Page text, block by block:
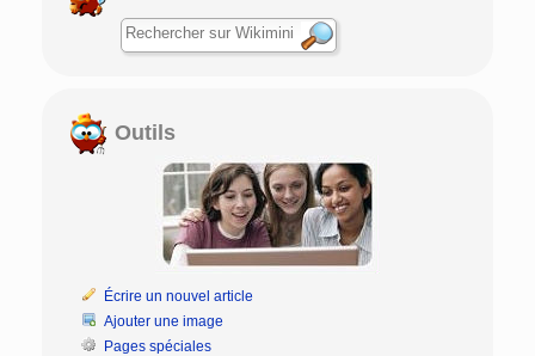
Outils
Écrire un nouvel article
Ajouter une image
Pages spéciales